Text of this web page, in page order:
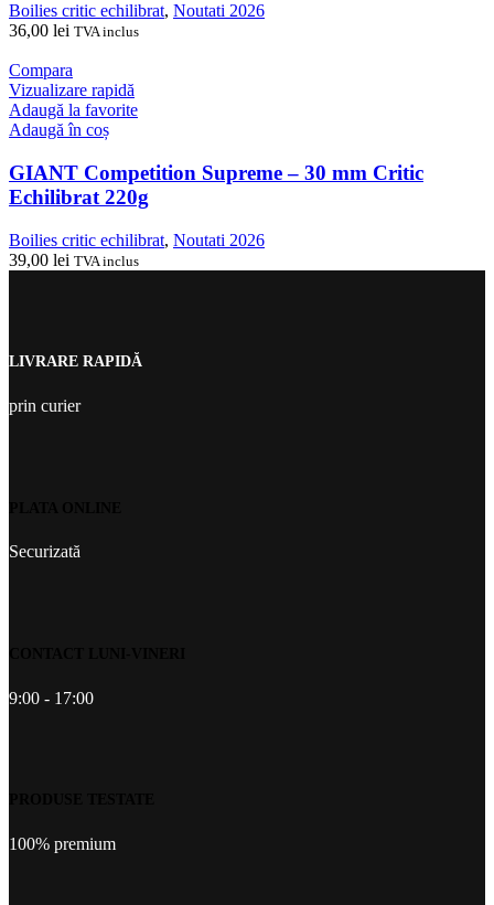
Boilies critic echilibrat, Noutati 2026
36,00 lei TVA inclus
Compara
Vizualizare rapidă
Adaugă la favorite
Adaugă în coș
GIANT Competition Supreme – 30 mm Critic
Echilibrat 220g
Boilies critic echilibrat, Noutati 2026
39,00 lei TVA inclus
LIVRARE RAPIDĂ
prin curier
Securizată
9:00 - 17:00
100% premium